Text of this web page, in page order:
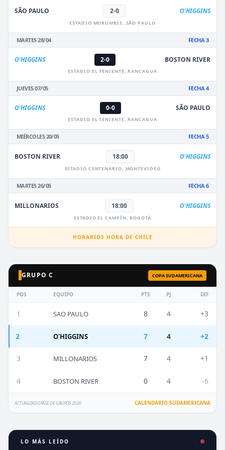
SÃO PAULO 2-0 O'HIGGINS
ESTADIO MORUMBÍS, SÃO PAULO
MARTES 28/04 FECHA 3
O'HIGGINS 2-0 BOSTON RIVER
ESTADIO EL TENIENTE, RANCAGUA
JUEVES 07/05 FECHA 4
O'HIGGINS 0-0 SÃO PAULO
ESTADIO EL TENIENTE, RANCAGUA
MIÉRCOLES 20/05 FECHA 5
BOSTON RIVER 18:00 O'HIGGINS
ESTADIO CENTENARIO, MONTEVIDEO
MARTES 26/05 FECHA 6
MILLONARIOS 18:00 O'HIGGINS
ESTADIO EL CAMPÍN, BOGOTÁ
HORARIOS HORA DE CHILE
GRUPO C COPA SUDAMERICANA
POS EQUIPO PTS PJ DIF
1 SAO PAULO 8 4 +3
2 O'HIGGINS 7 4 +2
3 MILLONARIOS 7 4 +1
4 BOSTON RIVER 0 4 -6
ACTUALIZADO FASE DE GRUPOS 2026 CALENDARIO SUDAMERICANA
LO MÁS LEÍDO